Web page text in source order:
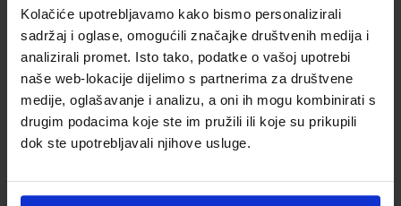
Kolačiće upotrebljavamo kako bismo personalizirali
sadržaj i oglase, omogućili značajke društvenih medija i
analizirali promet. Isto tako, podatke o vašoj upotrebi
naše web-lokacije dijelimo s partnerima za društvene
medije, oglašavanje i analizu, a oni ih mogu kombinirati s
drugim podacima koje ste im pružili ili koje su prikupili
dok ste upotrebljavali njihove usluge.
Kupci najčešće biraju..
Roler gel Uchida 0,7
700GMgld